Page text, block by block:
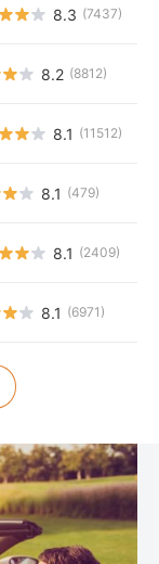
8.3 (7437)
8.2 (8812)
8.1 (11512)
8.1 (479)
8.1 (2409)
8.1 (6971)